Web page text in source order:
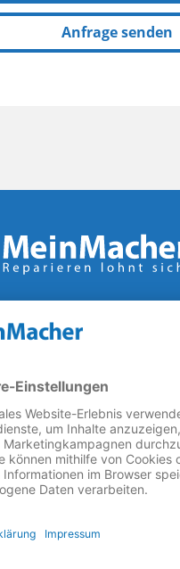
Anfrage senden
für eineReparatur Revolution
Für Produkte, die
für günstigere
Betriebe und
Deutschland.
finden